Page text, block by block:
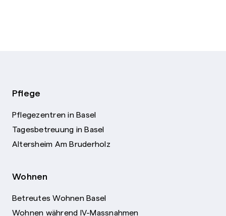
Pflege
Pflegezentren in Basel
Tagesbetreuung in Basel
Altersheim Am Bruderholz
Wohnen
Betreutes Wohnen Basel
Wohnen während IV-Massnahmen